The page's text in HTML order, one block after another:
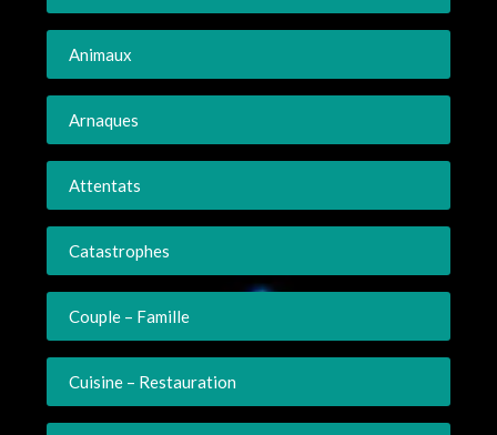
Animaux
Arnaques
Attentats
Catastrophes
Couple – Famille
Cuisine – Restauration